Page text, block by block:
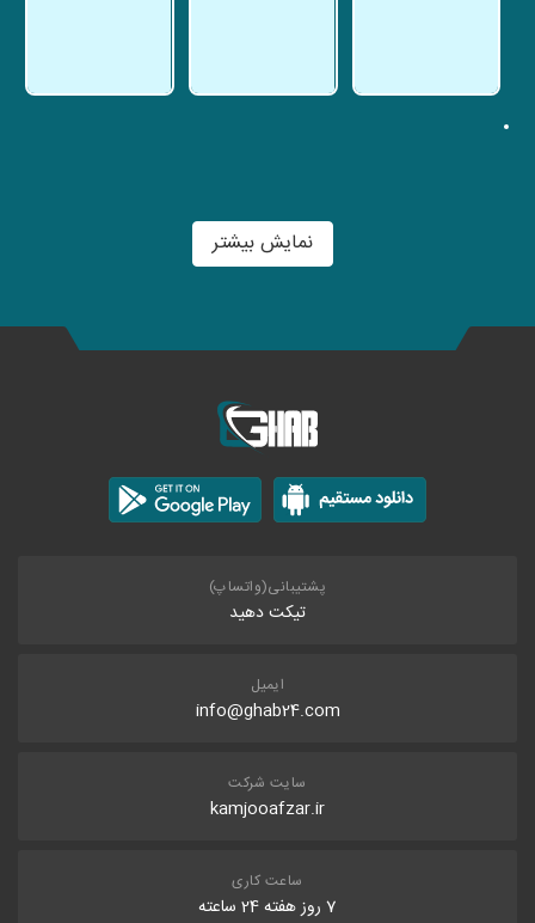
نمایش بیشتر
پشتیبانی(واتساپ)
تیکت دهید
ایمیل
info@ghab24.com
سایت شرکت
kamjooafzar.ir
ساعت کاری
7 روز هفته 24 ساعته